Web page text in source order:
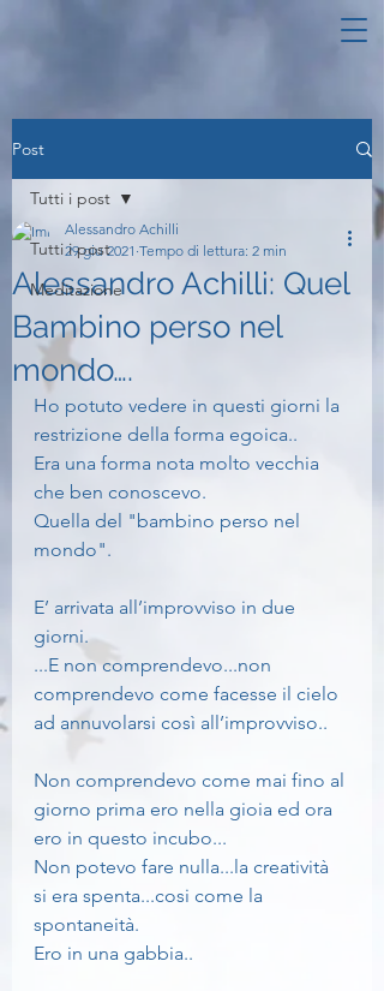
Post
Tutti i post
Meditazione
Tutti i post
Alessandro Achilli: Quel
Bambino perso nel
mondo….
Alessandro Achilli
29 giu 2021 Tempo di lettura: 2 min
Ho potuto vedere in questi giorni la
restrizione della forma egoica..
Era una forma nota molto vecchia
che ben conoscevo.
Quella del "bambino perso nel
mondo".
E’ arrivata all’improvviso in due
giorni.
...E non comprendevo...non
comprendevo come facesse il cielo
ad annuvolarsi così all’improvviso..
Non comprendevo come mai fino al
giorno prima ero nella gioia ed ora
ero in questo incubo...
Non potevo fare nulla...la creatività
si era spenta...cosi come la
spontaneità.
Ero in una gabbia..